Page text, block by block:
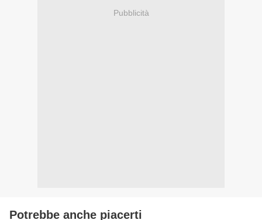
Pubblicità
Potrebbe anche piacerti